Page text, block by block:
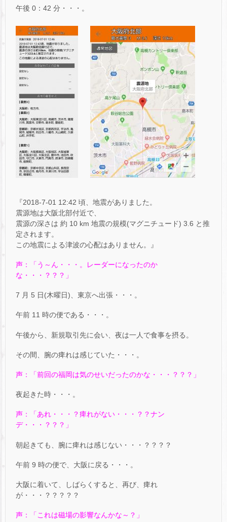
午後 0：42 分・・・。
『2018-7-01 12:42 頃、地震がありました。
震源地は大阪北部付近で、
震源の深さは 約 10 km 地震の規模(マグニチュード) 3.6 と推
定されます。
この地震による津波の心配はありません。』
声：「う～ん・・・。レーダーになったのか
な・・・？？？」
7 月 5 日(木曜日)、東京へ出張・・・。
午前 11 時の便である・・・。
午後から、新規取引先に会い、夜は一人で食事を摂る。
その間、腕の痺れは感じていた・・・。
声：「前回の福岡は気のせいだったのかな・・・？？？」
夜起きた時・・・。
声：「あれ・・・？痺れがない・・・？？ナン
デ・・・？？？」
朝起きても、腕に痺れは感じない・・・？？？？
午前 9 時の便で、大阪に戻る・・・。
大阪に着いて、しばらくすると、再び、痺れ
が・・・？？？？？
声：「これは磁場の影響なんかな～？」